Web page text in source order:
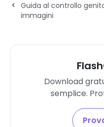
Guida al controllo
immagini
Download
semplice.